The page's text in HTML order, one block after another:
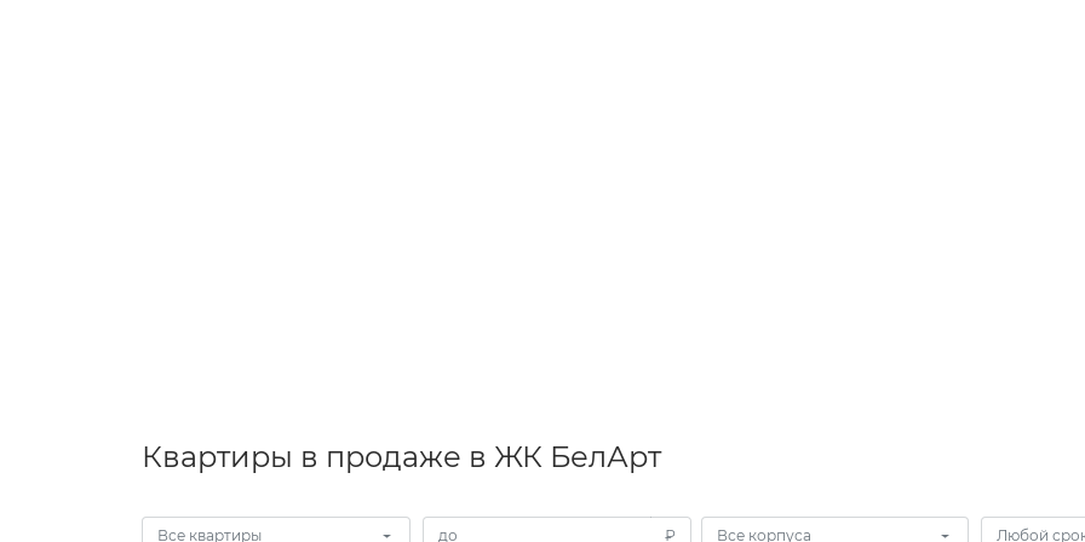
Квартиры в продаже в ЖК БелАрт
Все квартиры ₽ Все корпуса Любой